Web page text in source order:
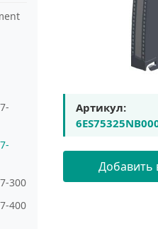
300
400
Артикул:
Добавить